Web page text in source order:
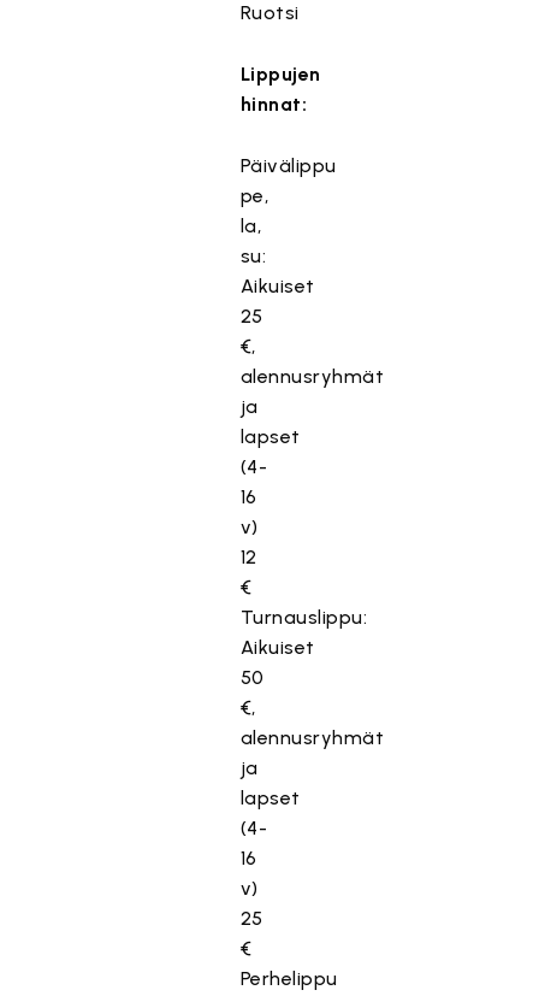
Ruotsi
Lippujen
hinnat:
Päivälippu
pe,
la,
su:
Aikuiset
25
€,
alennusryhmät
ja
lapset
(4-
16
v)
12
€
Turnauslippu:
Aikuiset
50
€,
alennusryhmät
ja
lapset
(4-
16
v)
25
€
Perhelippu